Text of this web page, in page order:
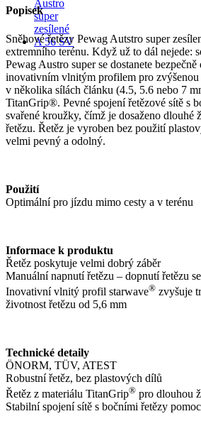
Popisek
Sněhové řetězy Pewag Autstro super
extremního terénu. Když už to dál nejede:
Pewag Austro super se dostanete
inovativním vlnitým profilem pro zvýšenou
v několika sílách článku (4.5, 5.6 nebo 7
TitanGrip®. Pevné spojení řetězové sítě s
svařené kroužky, čímž je dosaženo dlouhé
řetězu. Řetěz je vyroben bez použití
velmi pevný a odolný.
Použití
Optimální pro jízdu mimo cesty a v terénu
Informace k produktu
Řetěz poskytuje velmi dobrý záběr
Manuální napnutí řetězu – dopnutí řetězu
Inovativní vlnitý profil starwave® zvyšuje
životnost řetězu od 5,6 mm
Technické detaily
ÖNORM, TÜV, ATEST
Robustní řetěz, bez plastových dílů
Řetěz z materiálu TitanGrip® pro dlouhou
Stabilní spojení sítě s bočními řetězy